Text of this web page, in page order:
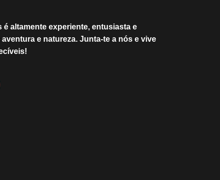
altamente experiente, entusiasta e
e natureza. Junta-te a nós e vive